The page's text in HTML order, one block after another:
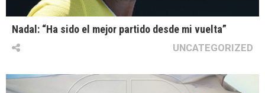
Nadal: “Ha sido el mejor partido desde mi vuelta”
UNCATEGORIZED